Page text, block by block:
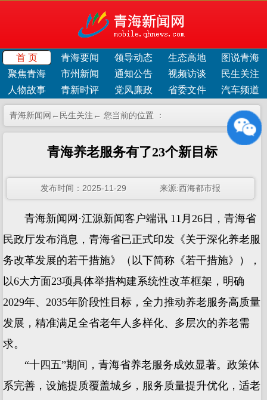
首 页 青海要闻 领导动态 生态高地
图说青海
聚焦青海
市州新闻 通知公告 视频访谈
民生关注
人物故事
青新时评 党风廉政 省委文件 汽车频道
青海新闻网← ← 您当前的位置 ：
民生关注
青海养老服务有了23个新目标
发布时间：2025-11-29 来源:西海都市报
青海新闻网·江源新闻客户端讯 11月26日，青海省
民政厅发布消息，青海省已正式印发《关于深化养老服
务改革发展的若干措施》（以下简称《若干措施》），
以6大方面23项具体举措构建系统性改革框架，明确
2029年、2035年阶段性目标，全力推动养老服务高质量
发展，精准满足全省老年人多样化、多层次的养老需
求。
“十四五”期间，青海省养老服务成效显著。政策体
系完善，设施提质覆盖城乡，服务质量提升优化，适老